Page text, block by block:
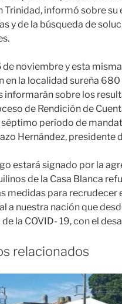
Trinidad, informó sobre
y de la búsqueda de
de noviembre y esta
en la localidad sureña
informarán sobre los
de Rendición de
período de
Hernández, presidente
estará signado por la
de la Casa Blanca
medidas para
a nuestra nación que
la COVID- 19, con el
relacionados